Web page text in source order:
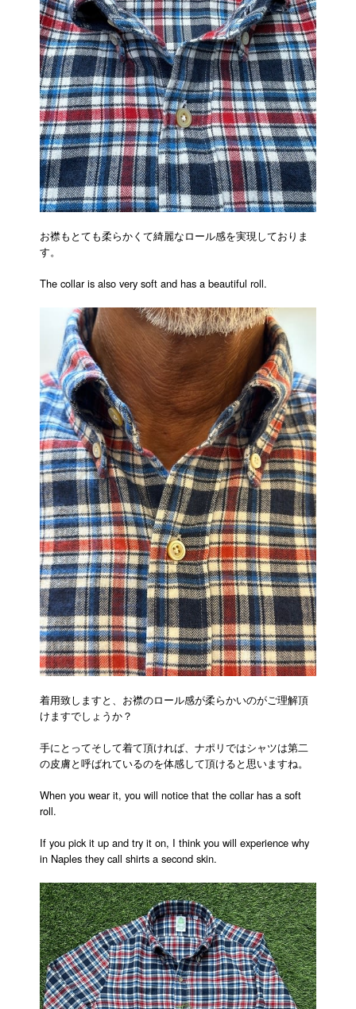
お襟もとても柔らかくて綺麗なロール感を実現しておりま
す。
The collar is also very soft and has a beautiful roll.
着用致しますと、お襟のロール感が柔らかいのがご理解頂
けますでしょうか？
手にとってそして着て頂ければ、ナポリではシャツは第二
の皮膚と呼ばれているのを体感して頂けると思いますね。
When you wear it, you will notice that the collar has a soft
roll.
If you pick it up and try it on, I think you will experience why
in Naples they call shirts a second skin.